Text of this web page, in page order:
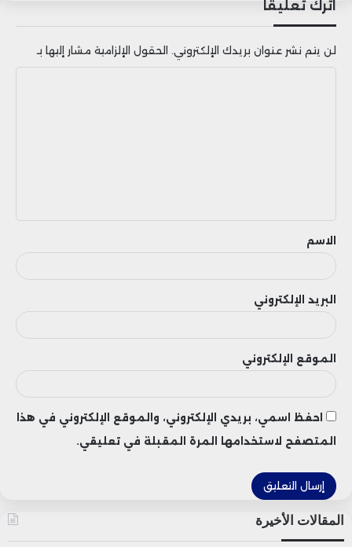
اترك تعليقاً
لن يتم نشر عنوان بريدك الإلكتروني. الحقول الإلزامية مشار إليها بـ
ق
الاسم
البريد الإلكتروني
الموقع الإلكتروني
احفظ اسمي، بريدي الإلكتروني، والموقع الإلكتروني في هذا
المتصفح لاستخدامها المرة المقبلة في تعليقي.
المقالات الأخيرة